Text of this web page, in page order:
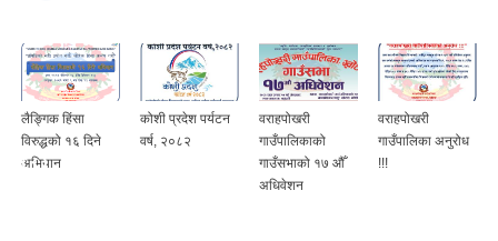
लैङ्गिक हिंसा
विरुद्धको १६ दिने
अभियान
कोशी प्रदेश पर्यटन
वर्ष, २०८२
वराहपोखरी
गाउँपालिकाको
गाउँसभाको १७ औँ
अधिवेशन
वराहपोखरी
गाउँपालिका अनुरोध
!!!